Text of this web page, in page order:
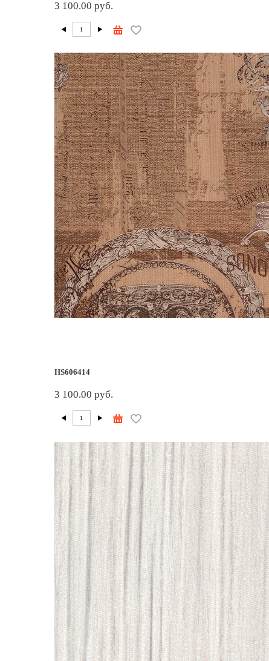
3 100.00 руб.
HS606414
3 100.00 руб.